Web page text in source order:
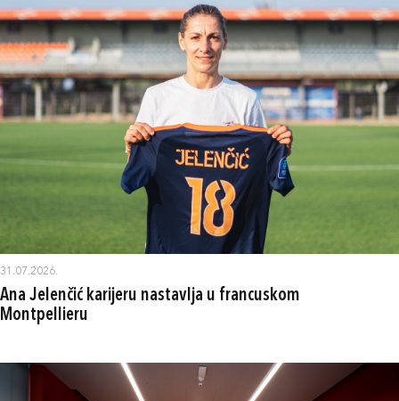
31.07.2026.
Ana Jelenčić karijeru nastavlja u francuskom
Montpellieru